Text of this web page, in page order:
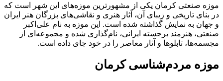
موزه صنعتی کرمان یکی از مشهورترین موزه‌های این شهر است که
در بنای تاریخی و زیبای آن، آثار هنری و نقاشی‌های بزرگان هنر ایران
و جهان به نمایش گذاشته شده است. این موزه به نام علی‌اکبر
صنعتی، هنرمند برجسته ایرانی، نام‌گذاری شده و مجموعه‌ای از
مجسمه‌ها، تابلوها و آثار معاصر را در خود جای داده است.
موزه مردم‌شناسی کرمان